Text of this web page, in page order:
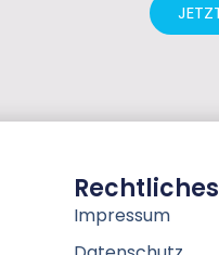
Rechtliches
Impressum